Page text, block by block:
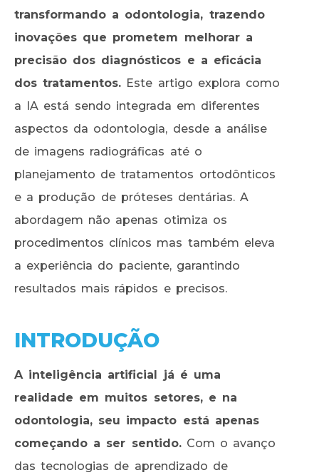
transformando a odontologia, trazendo
inovações que prometem melhorar a
precisão dos diagnósticos e a eficácia
dos tratamentos. Este artigo explora como
a IA está sendo integrada em diferentes
aspectos da odontologia, desde a análise
de imagens radiográficas até o
planejamento de tratamentos ortodônticos
e a produção de próteses dentárias. A
abordagem não apenas otimiza os
procedimentos clínicos mas também eleva
a experiência do paciente, garantindo
resultados mais rápidos e precisos.
INTRODUÇÃO
A inteligência artificial já é uma
realidade em muitos setores, e na
odontologia, seu impacto está apenas
começando a ser sentido.Com o avanço
das tecnologias de aprendizado de